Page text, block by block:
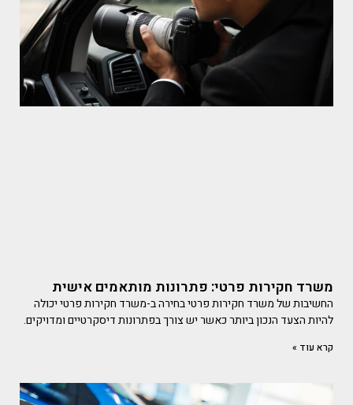
משרד חקירות פרטי: פתרונות מותאמים אישית
החשיבות של משרד חקירות פרטי בחירה ב-משרד חקירות פרטי יכולה
להיות הצעד הנכון ביותר כאשר יש צורך בפתרונות דיסקרטיים ומדויקים.
קרא עוד »